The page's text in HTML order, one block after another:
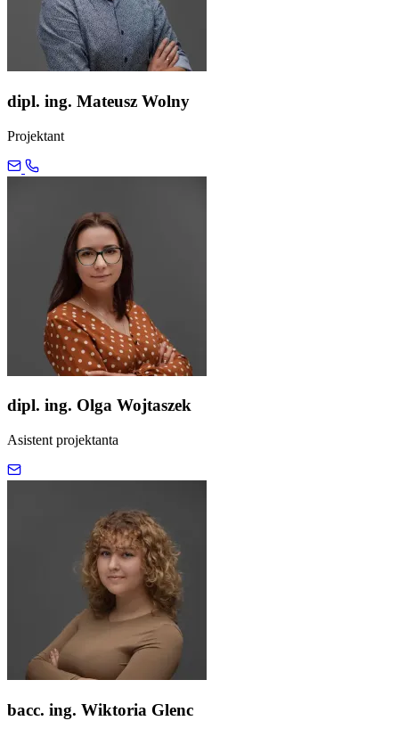
dipl. ing. Mateusz Wolny
Projektant
dipl. ing. Olga Wojtaszek
Asistent projektanta
bacc. ing. Wiktoria Glenc